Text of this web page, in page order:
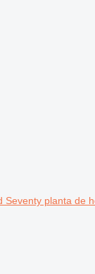
Seventy planta de